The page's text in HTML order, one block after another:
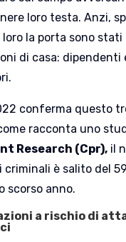
loro testa. Anzi,
loro la porta sono stati
di casa: dipendenti
conferma questo
racconta uno
Research (Cpr),il
criminali è salito del
scorso anno.
a rischio di